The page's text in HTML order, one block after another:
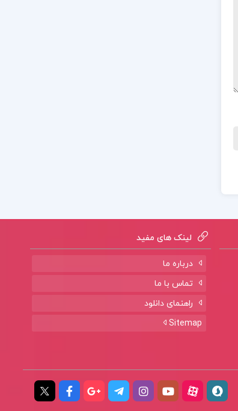
لینک های مفید
درباره ما
تماس با ما
راهنمای دانلود
Sitemap